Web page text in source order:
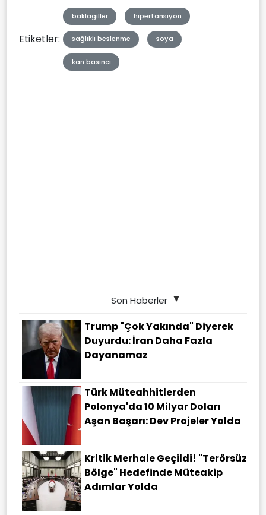
Etiketler:
baklagiller hipertansiyon
sağlıklı beslenme soya
kan basıncı
Son Haberler
Trump "çok Yakında" Diyerek
Duyurdu: İran Daha Fazla
Dayanamaz
Türk Müteahhitlerden
Polonya'da 10 Milyar Doları
Aşan Başarı: Dev Projeler Yolda
Kritik Merhale Geçildi! "Terörsüz
Bölge" Hedefinde Müteakip
Adımlar Yolda